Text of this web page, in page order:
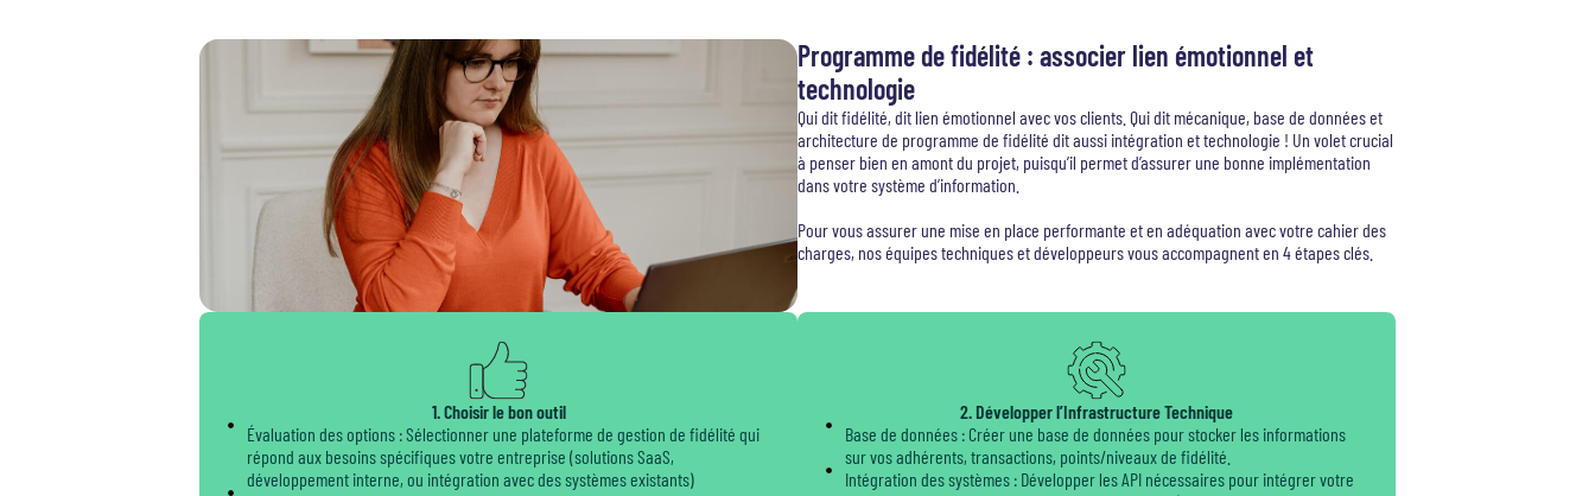
Programme de fidélité : associer lien émotionnel et
technologie
Qui dit fidélité, dit lien émotionnel avec vos clients. Qui dit mécanique, base de données et
architecture de programme de fidélité dit aussi intégration et technologie ! Un volet crucial
à penser bien en amont du projet, puisqu’il permet d’assurer une bonne implémentation
dans votre système d’information.
Pour vous assurer une mise en place performante et en adéquation avec votre cahier des
charges, nos équipes techniques et développeurs vous accompagnent en 4 étapes clés.
1. Choisir le bon outil
Évaluation des options : Sélectionner une plateforme de gestion de fidélité qui
répond aux besoins spécifiques votre entreprise (solutions SaaS,
développement interne, ou intégration avec des systèmes existants)
2. Développer l’Infrastructure Technique
Base de données : Créer une base de données pour stocker les informations
sur vos adhérents, transactions, points/niveaux de fidélité.
Intégration des systèmes : Développer les API nécessaires pour intégrer votre